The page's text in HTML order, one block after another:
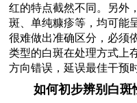
红的特点截然不同。另外
斑、单纯糠疹等，均可能
很难做出准确区分，必须
类型的白斑在处理方式上
方向错误，延误最佳干预
如何初步辨别白斑